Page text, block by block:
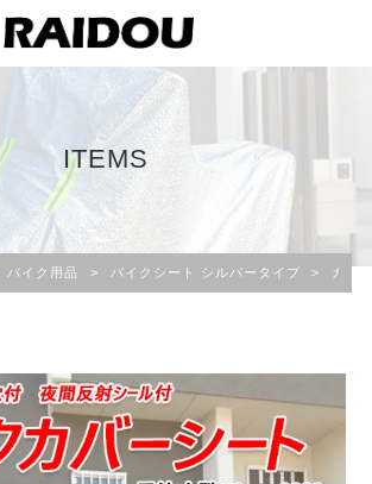
ITEMS
バイク用品 > バイクシート シルバータイプ > カワ